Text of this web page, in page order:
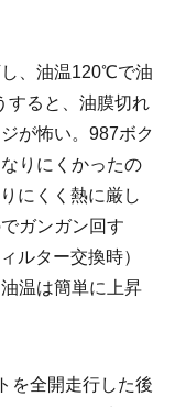
、油温120℃で油
すると、油膜切れ
が怖い。987ボク
りにくかったの
にくく熱に厳し
ガンガン回す
ルター交換時）
温は簡単に上昇
を全開走行した後